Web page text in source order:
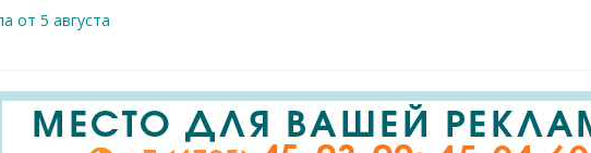
от 5 августа
Владимиру Путину о текущей работе
пациентам: студенты-медики из разных вузов страны проходят практику в